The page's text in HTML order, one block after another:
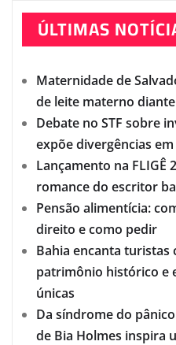
ÚLTIMAS
Maternidade de
de leite materno
Debate no STF sobre
expõe divergências
Lançamento na FLIGÊ
romance do escritor
Pensão alimentícia:
direito e como pedir
Bahia encanta turistas
patrimônio histórico e
únicas
Da síndrome do
de Bia Holmes inspira